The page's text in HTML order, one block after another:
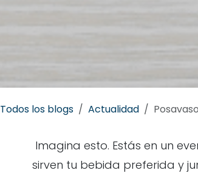
Todos los blogs Actualidad
Imagina esto. Estás en un
sirven tu bebida preferida y